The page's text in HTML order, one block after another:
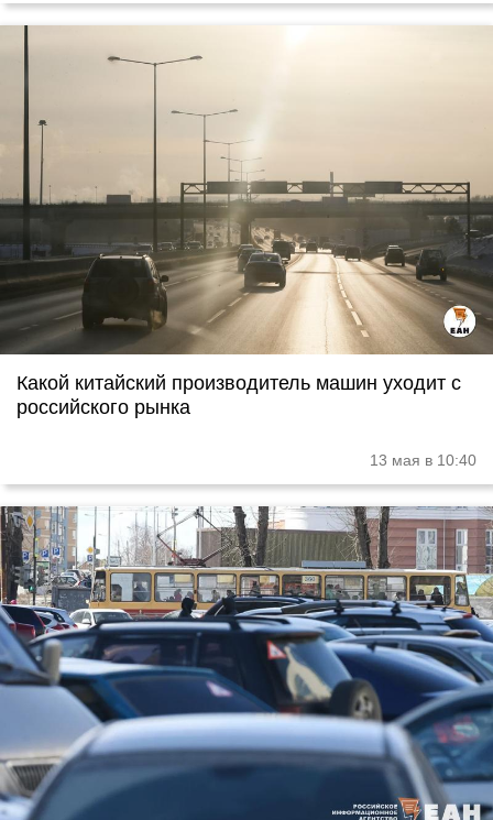
Какой китайский производитель машин уходит с
российского рынка
13 мая в 10:40